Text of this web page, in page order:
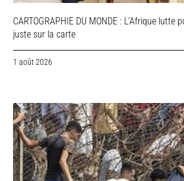
CARTOGRAPHIE DU MONDE : L’Afrique lutte
juste sur la carte
1 août 2026